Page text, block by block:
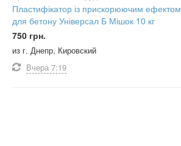
Пластифікатор із прискорюючим ефектом
для бетону Універсал Б Мішок 10 кг
750 грн.
из г. Днепр, Кировский
Вчера 7:19